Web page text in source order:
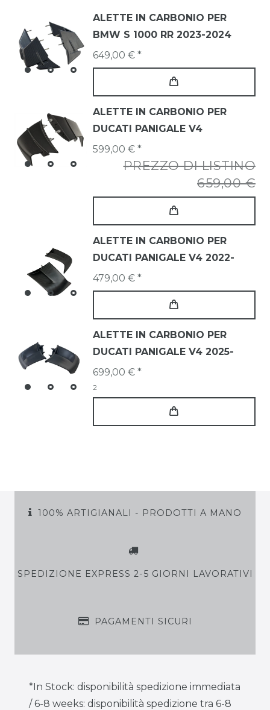
ALETTE IN CARBONIO PER
BMW S 1000 RR 2023-2024
649,00 € *
ALETTE IN CARBONIO PER
DUCATI PANIGALE V4
PREZZO DI LISTINO
659,00 €
599,00 € *
ALETTE IN CARBONIO PER
DUCATI PANIGALE V4 2022-
479,00 € *
ALETTE IN CARBONIO PER
DUCATI PANIGALE V4 2025-
699,00 € *
2
100% ARTIGIANALI - PRODOTTI A MANO
SPEDIZIONE EXPRESS 2-5 GIORNI LAVORATIVI
PAGAMENTI SICURI
*In Stock: disponibilità spedizione immediata
/ 6-8 weeks: disponibilità spedizione tra 6-8